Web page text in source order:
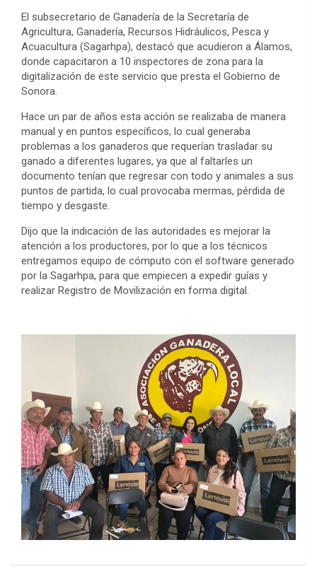
El subsecretario de Ganadería de la Secretaría de
Agricultura, Ganadería, Recursos Hidráulicos, Pesca y
Acuacultura (Sagarhpa), destacó que acudieron a Álamos,
donde capacitaron a 10 inspectores de zona para la
digitalización de este servicio que presta el Gobierno de
Sonora.
Hace un par de años esta acción se realizaba de manera
manual y en puntos específicos, lo cual generaba
problemas a los ganaderos que requerían trasladar su
ganado a diferentes lugares, ya que al faltarles un
documento tenían que regresar con todo y animales a sus
puntos de partida, lo cual provocaba mermas, pérdida de
tiempo y desgaste.
Dijo que la indicación de las autoridades es mejorar la
atención a los productores, por lo que a los técnicos
entregamos equipo de cómputo con el software generado
por la Sagarhpa, para que empiecen a expedir guías y
realizar Registro de Movilización en forma digital.